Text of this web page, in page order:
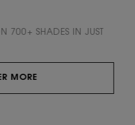
700+ SHADES IN JUST
MORE